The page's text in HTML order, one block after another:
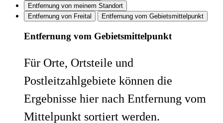
Entfernung von meinem Standort
Entfernung von Freital
Entfernung vom Gebietsmittelpunkt
Entfernung vom Gebietsmittelpunkt
Für Orte, Ortsteile und
Postleitzahlgebiete können die
Ergebnisse hier nach Entfernung vom
Mittelpunkt sortiert werden.